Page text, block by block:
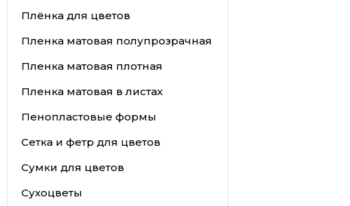
Плёнка для цветов
Пленка матовая полупрозрачная
Пленка матовая плотная
Пленка матовая в листах
Пенопластовые формы
Сетка и фетр для цветов
Сумки для цветов
Сухоцветы